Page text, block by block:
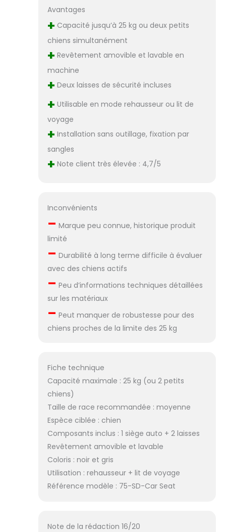
Avantages
+ Capacité jusqu’à 25 kg ou deux petits
chiens simultanément
+ Revêtement amovible et lavable en
machine
+ Deux laisses de sécurité incluses
+ Utilisable en mode rehausseur ou lit de
voyage
+ Installation sans outillage, fixation par
sangles
+ Note client très élevée : 4,7/5
Inconvénients
– Marque peu connue, historique produit
limité
– Durabilité à long terme difficile à évaluer
avec des chiens actifs
– Peu d’informations techniques détaillées
sur les matériaux
– Peut manquer de robustesse pour des
chiens proches de la limite des 25 kg
Fiche technique
Capacité maximale : 25 kg (ou 2 petits
chiens)
Taille de race recommandée : moyenne
Espèce ciblée : chien
Composants inclus : 1 siège auto + 2 laisses
Revêtement amovible et lavable
Coloris : noir et gris
Utilisation : rehausseur + lit de voyage
Référence modèle : 75-SD-Car Seat
Note de la rédaction 16/20